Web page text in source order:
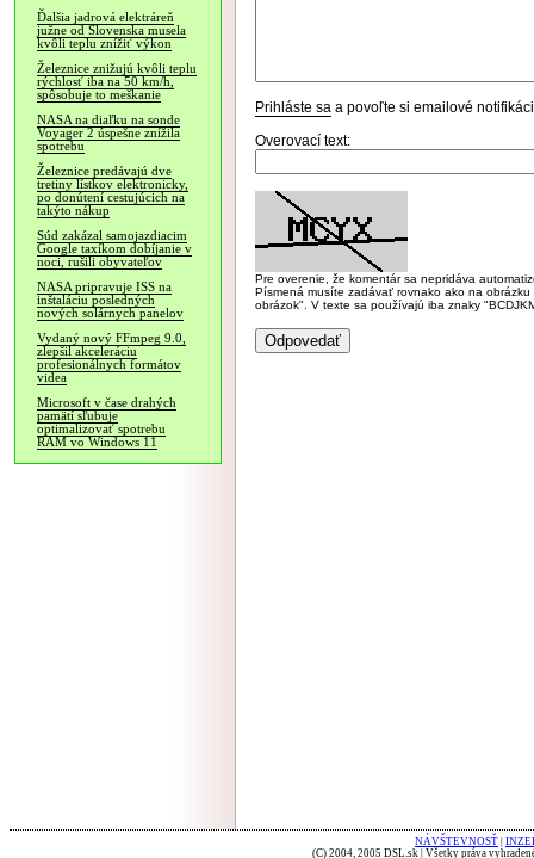
Ďalšia jadrová elektráreň
južne od Slovenska musela
kvôli teplu znížiť výkon
Železnice znižujú kvôli teplu
rýchlosť iba na 50 km/h,
spôsobuje to meškanie
NASA na diaľku na sonde
Voyager 2 úspešne znížila
spotrebu
Železnice predávajú dve
tretiny lístkov elektronicky,
po donútení cestujúcich na
takýto nákup
Súd zakázal samojazdiacim
Google taxíkom dobíjanie v
noci, rušili obyvateľov
NASA pripravuje ISS na
inštaláciu posledných
nových solárnych panelov
Vydaný nový FFmpeg 9.0,
zlepšil akceleráciu
profesionálnych formátov
videa
Microsoft v čase drahých
pamätí sľubuje
optimalizovať spotrebu
RAM vo Windows 11
Prihláste sa a povoľte si emailové
Overovací text:
Pre overenie, že komentár sa nepridáva
Písmená musíte zadávať rovnako ako na
obrázok". V texte sa používajú iba znaky
NÁVŠTEVNOSŤ
(C) 2004, 2005 DSL.sk | Všetky práva